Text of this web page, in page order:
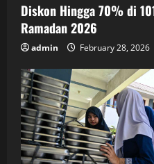
Diskon Hingga 70% di
Ramadan 2026
admin February 28, 2026